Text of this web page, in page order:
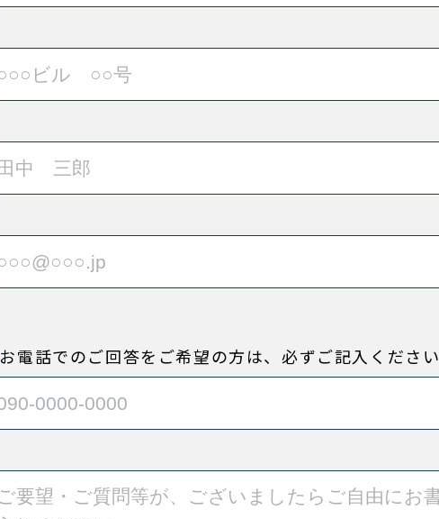
お電話でのご回答をご希望の方は、必ずご記入くださ